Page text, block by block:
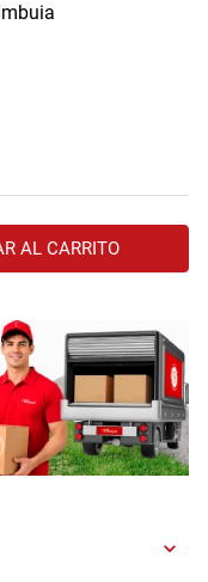
AL CARRITO